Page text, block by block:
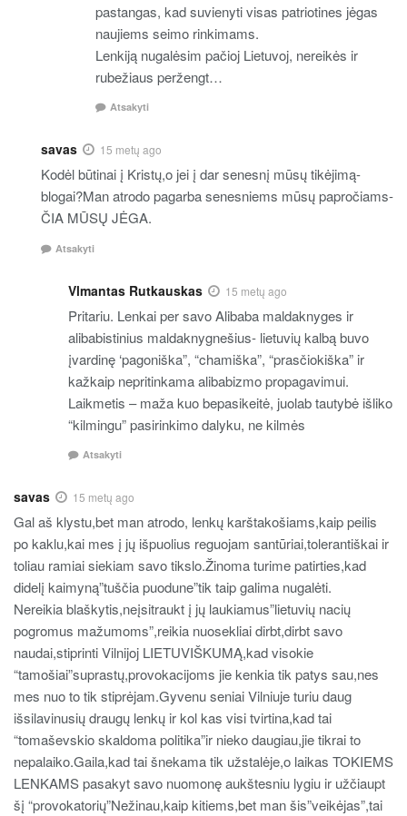
pastangas, kad suvienyti visas patriotines jėgas
naujiems seimo rinkimams.
Lenkiją nugalėsim pačioj Lietuvoj, nereikės ir
rubežiaus peržengt…
Atsakyti
savas 15 metų ago
Kodėl būtinai į Kristų,o jei į dar senesnį mūsų tikėjimą-
blogai?Man atrodo pagarba senesniems mūsų papročiams-
ČIA MŪSŲ JĖGA.
Atsakyti
Vlmantas Rutkauskas 15 metų ago
Pritariu. Lenkai per savo Alibaba maldaknyges ir
alibabistinius maldaknygnešius- lietuvių kalbą buvo
įvardinę ‘pagoniška”, “chamiška”, “prasčiokiška” ir
kažkaip nepritinkama alibabizmo propagavimui.
Laikmetis – maža kuo bepasikeitė, juolab tautybė išliko
“kilmingu” pasirinkimo dalyku, ne kilmės
Atsakyti
savas 15 metų ago
Gal aš klystu,bet man atrodo, lenkų karštakošiams,kaip peilis
po kaklu,kai mes į jų išpuolius reguojam santūriai,tolerantiškai ir
toliau ramiai siekiam savo tikslo.Žinoma turime patirties,kad
didelį kaimyną”tuščia puodune”tik taip galima nugalėti.
Nereikia blaškytis,neįsitraukt į jų laukiamus”lietuvių nacių
pogromus mažumoms”,reikia nuosekliai dirbt,dirbt savo
naudai,stiprinti Vilnijoj LIETUVIŠKUMĄ,kad visokie
“tamošiai”suprastų,provokacijoms jie kenkia tik patys sau,nes
mes nuo to tik stiprėjam.Gyvenu seniai Vilniuje turiu daug
išsilavinusių draugų lenkų ir kol kas visi tvirtina,kad tai
“tomaševskio skaldoma politika”ir nieko daugiau,jie tikrai to
nepalaiko.Gaila,kad tai šnekama tik užstalėje,o laikas TOKIEMS
LENKAMS pasakyt savo nuomonę aukštesniu lygiu ir užčiaupt
šį “provokatorių”Nežinau,kaip kitiems,bet man šis”veikėjas”,tai